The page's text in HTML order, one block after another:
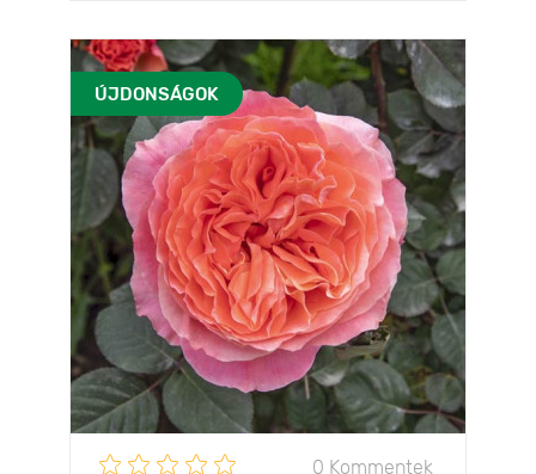
ÚJDONSÁGOK
0 Kommentek